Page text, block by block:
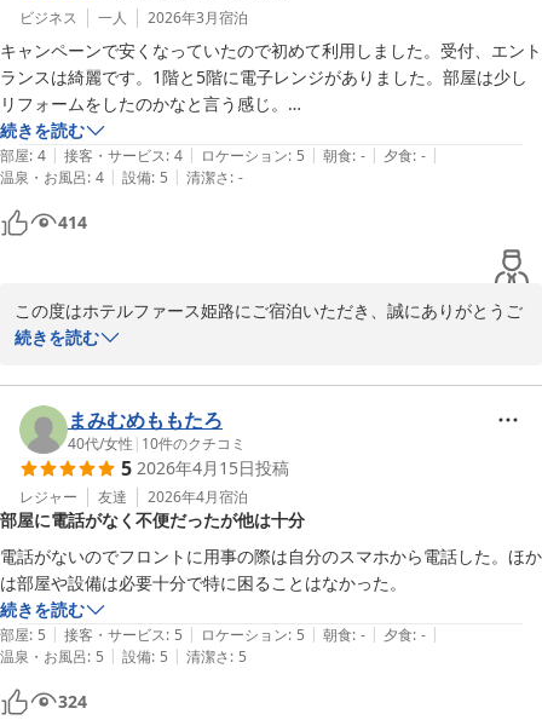
立地や近隣のコンビニエンスストアにつきましても、便利にご利用
いただけたようで安心いたしました。
また姫路へお越しの際はぜひ当ホテルをご利用くださいませ。
お客様のまたのお越しを心よりお待ちしております。
Ｈｏｔｅｌ Ｆｏｓｓｅ姫路 ホテルファース姫路（旧：グランド
ゥース姫路）
ビジネス 一人 2026年3月宿泊
キャンペーンで安くなっていたので初めて利用しました。受付、エント
ランスは綺麗です。1階と5階に電子レンジがありました。部屋は少し
リフォームをしたのかなと言う感じ。
立地は近くにご飯屋さんとか飲み屋さんがあります。セブンイレブンも
あります。駅から近いので便利です。
続きを読む
部屋: 4 | 接客・サービス: 4 | ロケーション: 5 | 朝食: - | 夕食: - |
温泉・お風呂: 4 | 設備: 5 | 清潔さ: -
414
この度はホテルファース姫路にご宿泊いただき、誠にありがとうご
ざいます。
数あるホテルの中から、キャンペーンをきっかけに当ホテルをお選
びいただきましたこと、重ねて御礼申し上げます。
受付やエントランスにつきましてお褒めのお言葉をいただき、あり
がとうございます。また、館内設備や電子レンジにつきましてもご
活用いただけたようで嬉しく存じます。
お部屋に関するご感想も含め、貴重なご意見として今後の改善の参
考とさせていただきます。
また、周辺の飲食店やコンビニ、駅からの立地につきましても便利
にご利用いただけたようで安心いたしました。
続きを読む
まみむめももたろ
40代/女性 | 10件のクチコミ
5 2026年4月15日投稿
レジャー 友達 2026年4月宿泊
部屋に電話がなく不便だったが他は十分
電話がないのでフロントに用事の際は自分のスマホから電話した。ほか
は部屋や設備は必要十分で特に困ることはなかった。
続きを読む
部屋: 5 | 接客・サービス: 5 | ロケーション: 5 | 朝食: - | 夕食: - |
温泉・お風呂: 5 | 設備: 5 | 清潔さ: 5
324